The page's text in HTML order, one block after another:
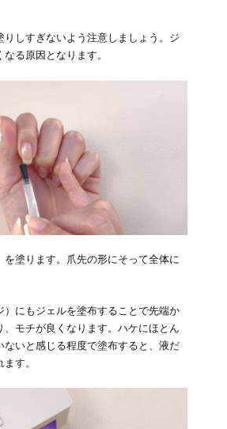
りしすぎないよう注意しましょう。ジ
る原因となります。
を塗ります。爪先の形にそって全体に
）にもジェルを塗布することで先端か
、モチが良くなります。ハケにほとん
ないと感じる程度で塗布すると、液だ
す。